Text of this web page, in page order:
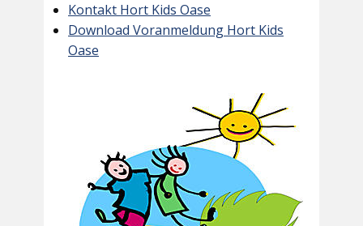
Kontakt Hort Kids Oase
Download Voranmeldung Hort Kids
Oase